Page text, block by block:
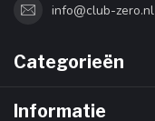
info@club-zero.nl
Categorieën
Informatie